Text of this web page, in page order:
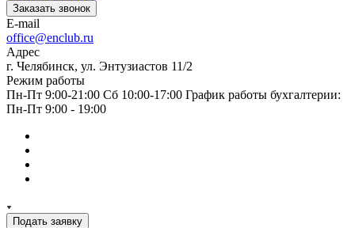
Заказать звонок
E-mail
office@enclub.ru
Адрес
г. Челябинск, ул. Энтузиастов 11/2
Режим работы
Пн-Пт 9:00-21:00 Сб 10:00-17:00 График работы бухгалтерии:
Пн-Пт 9:00 - 19:00
Подать заявку